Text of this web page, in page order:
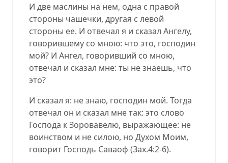
И две маслины на нем, одна с правой
стороны чашечки, другая с левой
стороны ее. И отвечал я и сказал Ангелу,
говорившему со мною: что это, господин
мой? И Ангел, говоривший со мною,
отвечал и сказал мне: ты не знаешь, что
это?
И сказал я: не знаю, господин мой. Тогда
отвечал он и сказал мне так: это слово
Господа к Зоровавелю, выражающее: не
воинством и не силою, но Духом Моим,
говорит Господь Саваоф (Зах.4:2-6).